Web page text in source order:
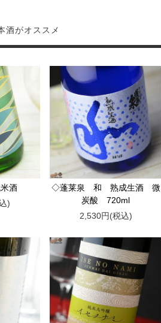
酒がオススメ
酒
)
◇蓬莱泉 和 熟成生酒 微
炭酸 720ml
2,530円(税込)